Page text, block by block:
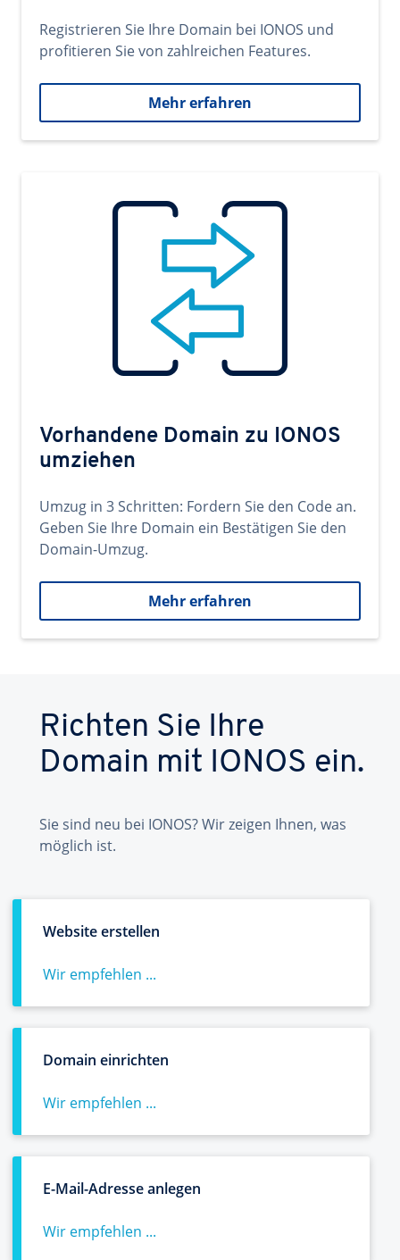
Registrieren Sie Ihre Domain bei IONOS und
profitieren Sie von zahlreichen Features.
Mehr erfahren
Vorhandene Domain zu IONOS
umziehen
Umzug in 3 Schritten: Fordern Sie den Code an.
Geben Sie Ihre Domain ein Bestätigen Sie den
Domain-Umzug.
Mehr erfahren
Richten Sie Ihre
Domain mit IONOS ein.
Sie sind neu bei IONOS? Wir zeigen Ihnen, was
möglich ist.
Website erstellen
Wir empfehlen ...
Domain einrichten
Wir empfehlen ...
E-Mail-Adresse anlegen
Wir empfehlen ...